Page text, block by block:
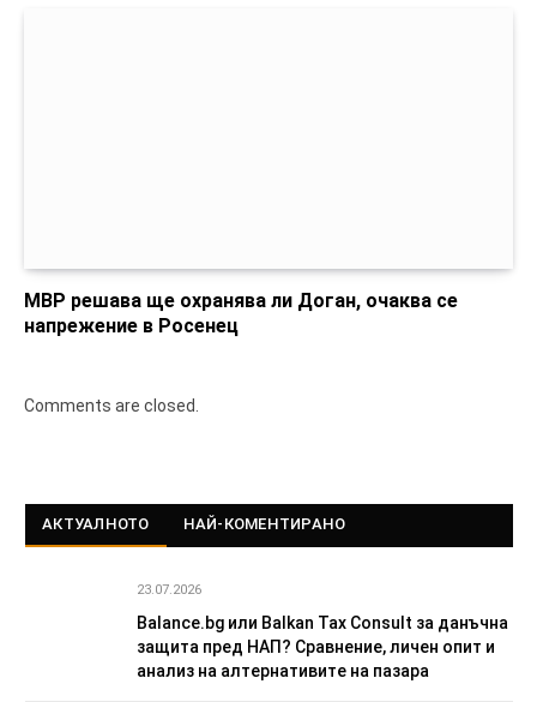
МВР решава ще охранява ли Доган, очаква се
напрежение в Росенец
Comments are closed.
АКТУАЛНОТО НАЙ-КОМЕНТИРАНО
23.07.2026
Balance.bg или Balkan Tax Consult за данъчна
защита пред НАП? Сравнение, личен опит и
анализ на алтернативите на пазара